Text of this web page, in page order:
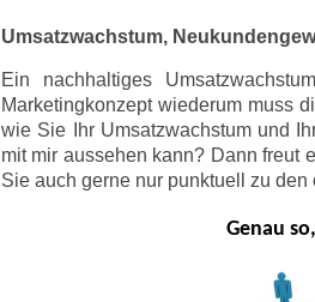
Umsatzwachstum,
Ein nachhaltiges
Marketingkonzept wiederum muss
wie Sie Ihr Umsatzwachstum und
mit mir aussehen kann? Dann freut
Sie auch gerne nur punktuell zu
Genau